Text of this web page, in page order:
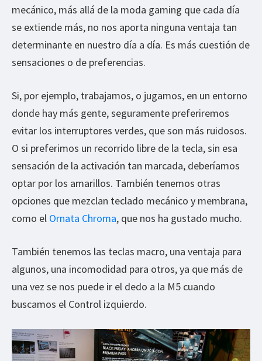
mecánico, más allá de la moda gaming que cada día
se extiende más, no nos aporta ninguna ventaja tan
determinante en nuestro día a día. Es más cuestión de
sensaciones o de preferencias.
Si, por ejemplo, trabajamos, o jugamos, en un entorno
donde hay más gente, seguramente preferiremos
evitar los interruptores verdes, que son más ruidosos.
O si preferimos un recorrido libre de la tecla, sin esa
sensación de la activación tan marcada, deberíamos
optar por los amarillos. También tenemos otras
opciones que mezclan teclado mecánico y membrana,
como el Ornata Chroma, que nos ha gustado mucho.
También tenemos las teclas macro, una ventaja para
algunos, una incomodidad para otros, ya que más de
una vez se nos puede ir el dedo a la M5 cuando
buscamos el Control izquierdo.